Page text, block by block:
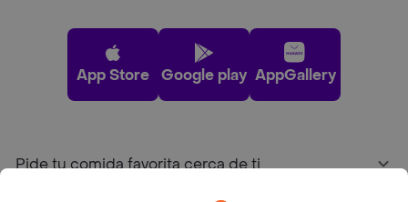
App Store Google play AppGallery
Pide tu comida favorita cerca de ti